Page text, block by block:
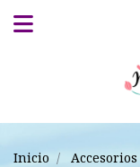
Inicio